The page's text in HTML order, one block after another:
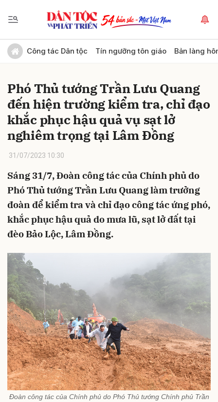
Công tác Dân tộc Tín ngưỡng tôn giáo Bản làng
Phó Thủ tướng Trần Lưu Quang
đến hiện trường kiểm tra, chỉ đạo
khắc phục hậu quả vụ sạt lở
nghiêm trọng tại Lâm Đồng
31/07/2023 10:30
Sáng 31/7, Đoàn công tác của Chính phủ do
Phó Thủ tướng Trần Lưu Quang làm trưởng
đoàn để kiểm tra và chỉ đạo công tác ứng phó,
khắc phục hậu quả do mưa lũ, sạt lở đất tại
đèo Bảo Lộc, Lâm Đồng.
Đoàn công tác của Chính phủ do Phó Thủ tướng Chính phủ Trần
Gửi bình luận